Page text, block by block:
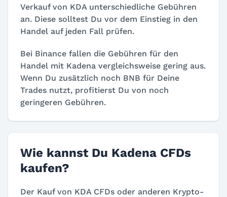
Verkauf von KDA unterschiedliche Gebühren
an. Diese solltest Du vor dem Einstieg in den
Handel auf jeden Fall prüfen.
Bei Binance fallen die Gebühren für den
Handel mit Kadena vergleichsweise gering aus.
Wenn Du zusätzlich noch BNB für Deine
Trades nutzt, profitierst Du von noch
geringeren Gebühren.
Wie kannst Du Kadena CFDs
kaufen?
Der Kauf von KDA CFDs oder anderen Krypto-